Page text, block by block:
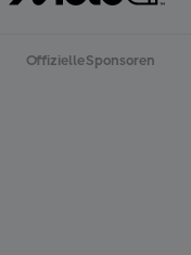
Offizielle Sponsoren